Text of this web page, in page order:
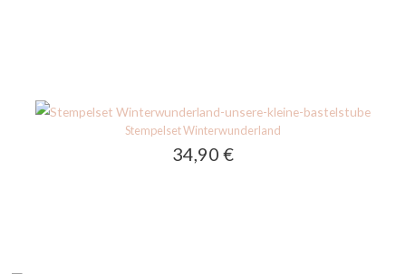
Stempelset Winterwunderland
34,90 €